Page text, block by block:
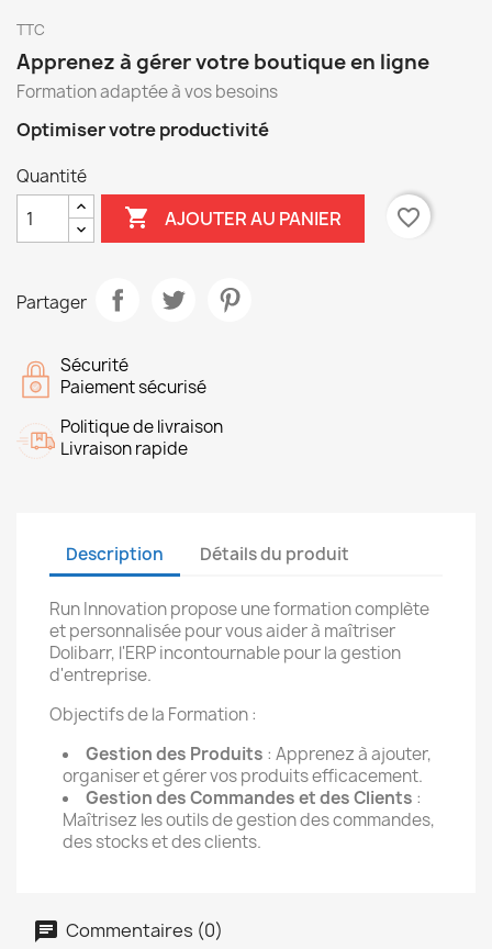
TTC
Apprenez à gérer votre boutique en ligne
Formation adaptée à vos besoins
Optimiser votre productivité
Quantité
 AJOUTER AU PANIER favorite_border
Partager
Sécurité
Paiement sécurisé
Politique de livraison
Livraison rapide
Description Détails du produit
Run Innovation propose une formation complète
et personnalisée pour vous aider à maîtriser
Dolibarr, l'ERP incontournable pour la gestion
d'entreprise.
Objectifs de la Formation :
Gestion des Produits : Apprenez à ajouter,
organiser et gérer vos produits efficacement.
Gestion des Commandes et des Clients :
Maîtrisez les outils de gestion des commandes,
des stocks et des clients.
Commentaires (0)